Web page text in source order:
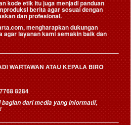
kode etik itu juga menjadi panduan
berita agar sesuai dengan
dan profesional.
mengharapkan dukungan
agar layanan kami semakin baik dan
WARTAWAN ATAU KEPALA BIRO
8284
dari media yang informatif,